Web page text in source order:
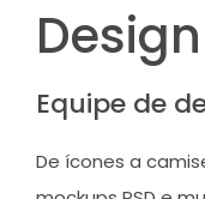
Design
Equipe de
De ícones a